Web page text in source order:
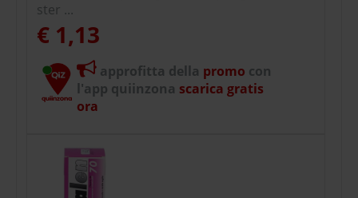
ster ...
€ 1,13
approfitta della promo con
l'app quiinzona scarica gratis
ora